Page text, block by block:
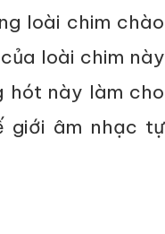
loài chim chào
loài chim này
hót này làm cho
giới âm nhạc tự